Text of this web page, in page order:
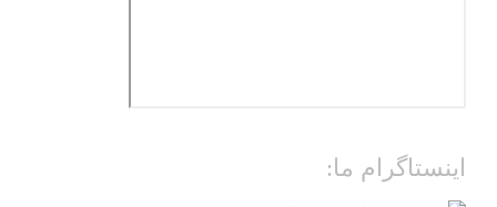
اینستاگرام ما: